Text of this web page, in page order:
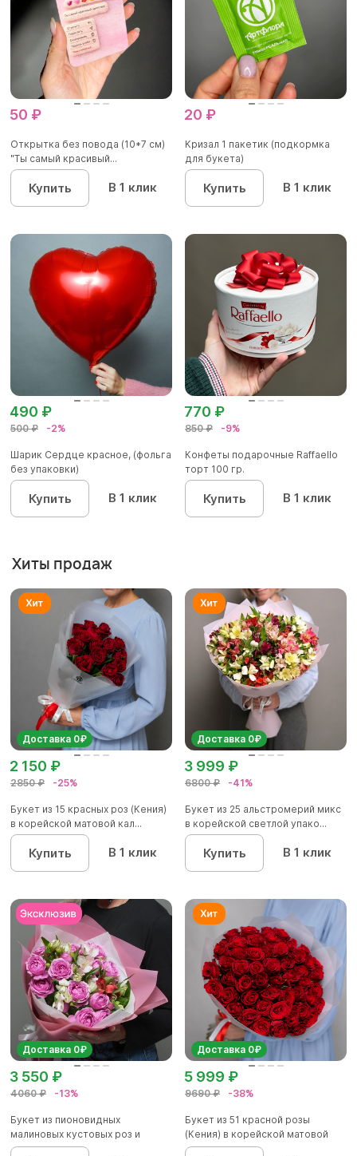
50 ₽
Открытка без повода (10*7 см)
"Ты самый красивый...
Купить В 1 клик
20 ₽
Кризал 1 пакетик (подкормка
для букета)
Купить В 1 клик
500 ₽ -2%
490 ₽
Шарик Сердце красное, (фольга
без упаковки)
Купить В 1 клик
850 ₽ -9%
770 ₽
Конфеты подарочные Raffaello
торт 100 гр.
Купить В 1 клик
Хиты продаж
Доставка 0₽
2850 ₽ -25%
2 150 ₽
Букет из 15 красных роз (Кения)
в корейской матовой кал...
Купить В 1 клик
Доставка 0₽
6800 ₽ -41%
3 999 ₽
Букет из 25 альстромерий микс
в корейской светлой упако...
Купить В 1 клик
Доставка 0₽
4060 ₽ -13%
3 550 ₽
Букет из пионовидных
малиновых кустовых роз и
альстроме...
Доставка 0₽
9690 ₽ -38%
5 999 ₽
Букет из 51 красной розы
(Кения) в корейской матовой
уп...